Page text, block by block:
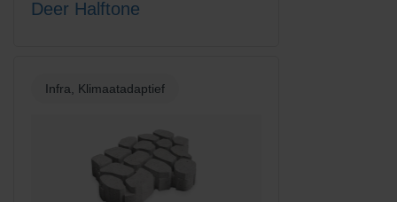
Deer Halftone
Infra, Klimaatadaptief